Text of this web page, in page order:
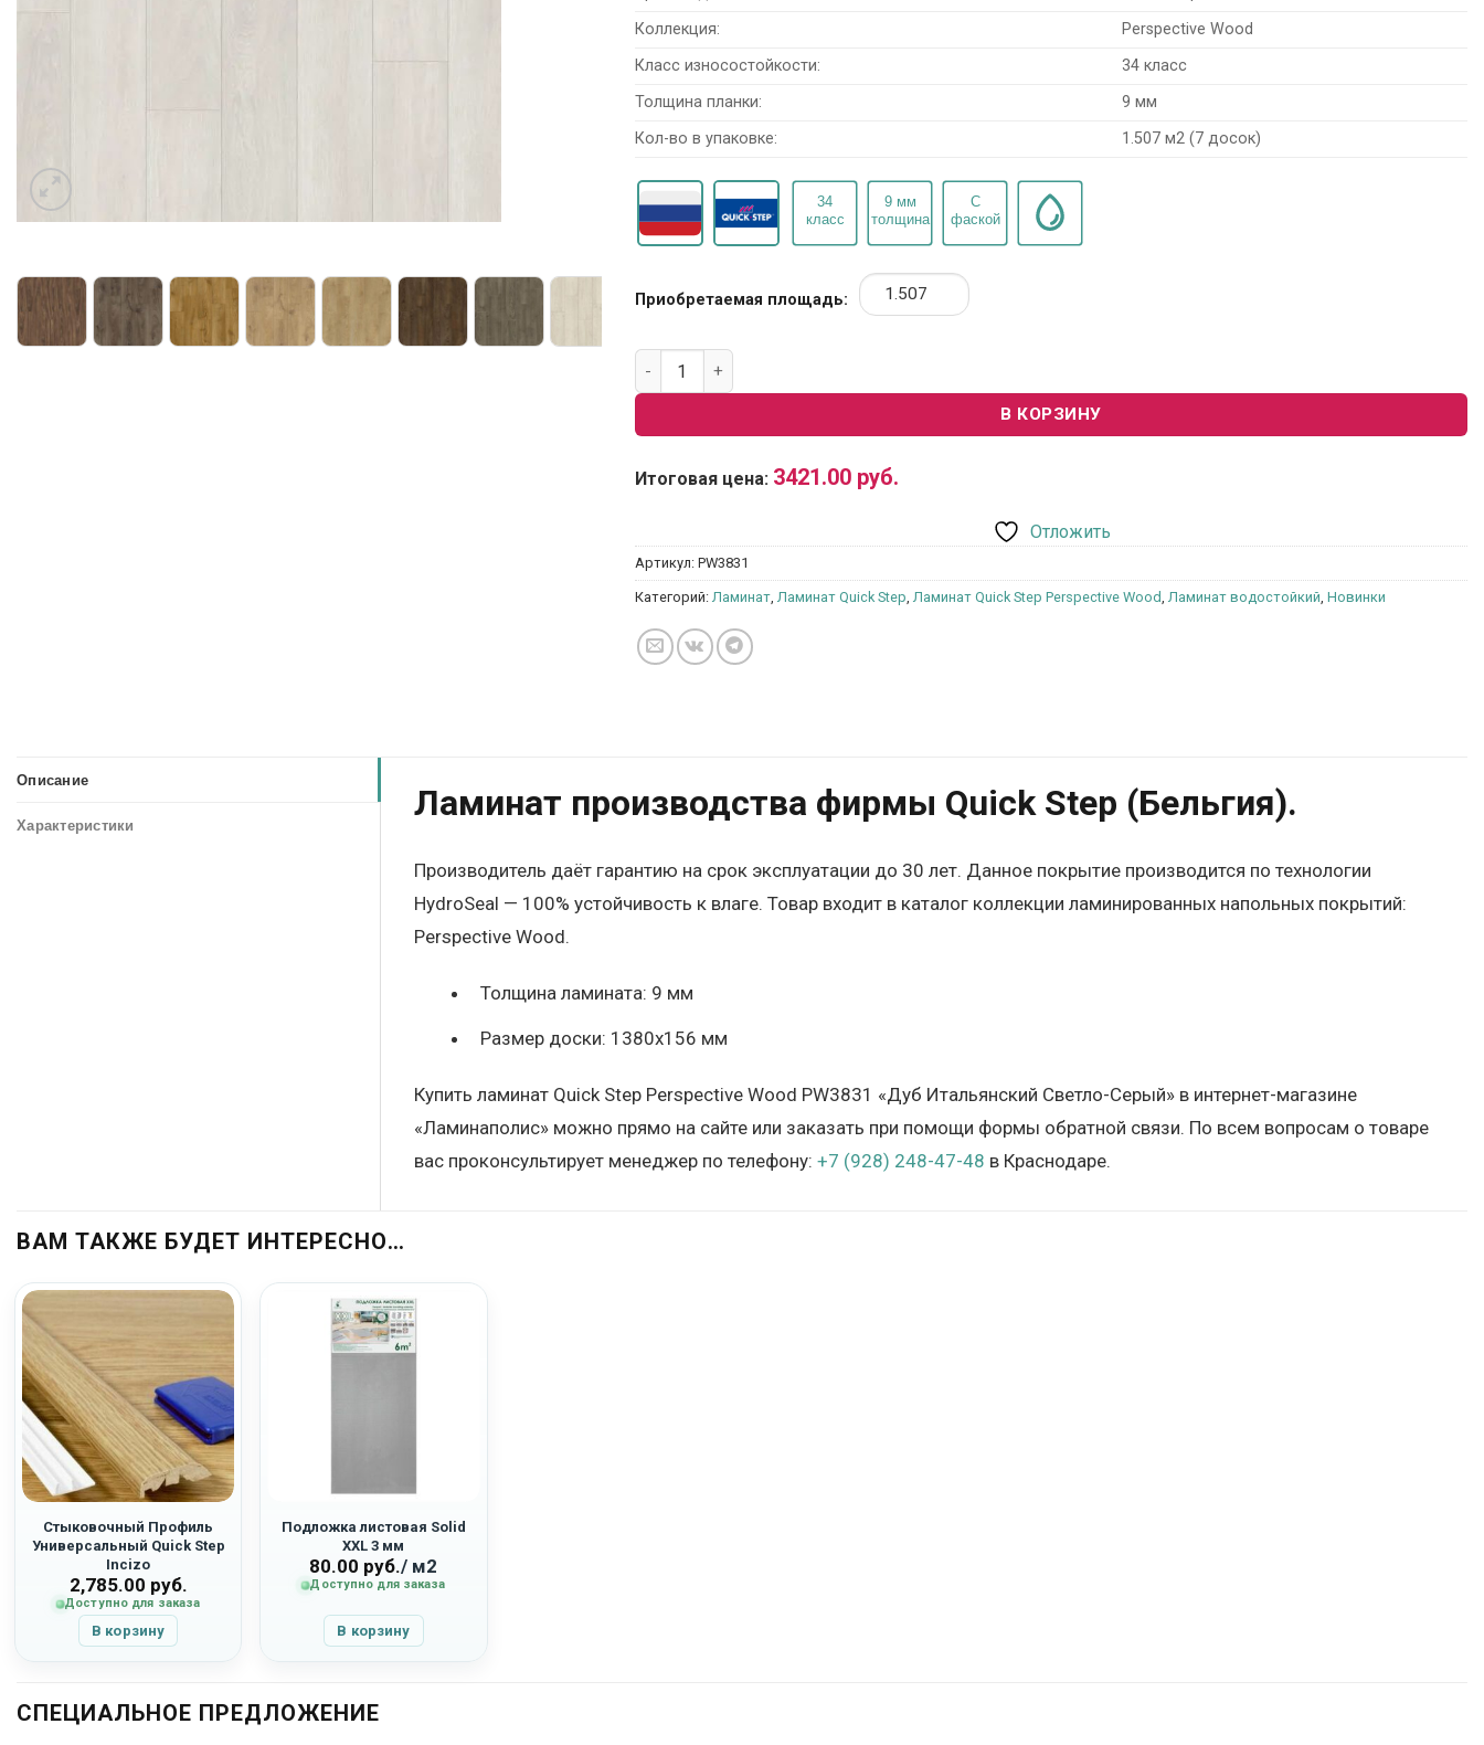
Коллекция:
Perspective Wood
Класс износостойкости:
34 класс
Толщина планки:
9 мм
Кол-во в упаковке:
1.507 м2 (7 досок)
Приобретаемая площадь:
Количество товара Ламинат Quick Step Perspective Wood PW3831 "Дуб Итальянский Светло-Серый"
В КОРЗИНУ
Итоговая цена: 3421.00 руб.
Отложить
Артикул: PW3831
Категорий: Ламинат Ламинат Quick Step Ламинат Quick Step Perspective Wood Ламинат водостойкий Новинки
Описание
Характеристики
Ламинат производства фирмы Quick Step (Бельгия).
Производитель даёт гарантию на срок эксплуатации до 30 лет. Данное покрытие производится по технологии
HydroSeal — 100% устойчивость к влаге. Товар входит в каталог коллекции ламинированных напольных покрытий:
Perspective Wood.
Толщина ламината: 9 мм
Размер доски: 1380х156 мм
Купить ламинат Quick Step Perspective Wood PW3831 «Дуб Итальянский Светло-Серый» в интернет-магазине
«Ламинаполис» можно прямо на сайте или заказать при помощи формы обратной связи. По всем вопросам о товаре
вас проконсультирует менеджер по телефону: +7 (928) 248-47-48 в Краснодаре.
ВАМ ТАКЖЕ БУДЕТ ИНТЕРЕСНО…
Стыковочный Профиль
Универсальный Quick Step
Incizo
2,785.00 руб.
Доступно для заказа
В корзину
Подложка листовая Solid
XXL 3 мм
80.00 руб./ м2
Доступно для заказа
В корзину
СПЕЦИАЛЬНОЕ ПРЕДЛОЖЕНИЕ